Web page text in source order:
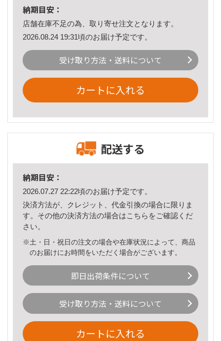
納期目安：
店舗在庫不足の為、取り寄せ注文となります。
2026.08.24 19:31頃のお届け予定です。
受け取り方法・送料について
カートに入れる
配送する
納期目安：
2026.07.27 22:22頃のお届け予定です。
決済方法が、クレジット、代金引換の場合に限りま
す。その他の決済方法の場合はこちら をご確認くだ
さい。
※土・日・祝日の注文の場合や在庫状況によって、商品
のお届けにお時間をいただく場合がございます。
即日出荷条件について
受け取り方法・送料について
カートに入れる